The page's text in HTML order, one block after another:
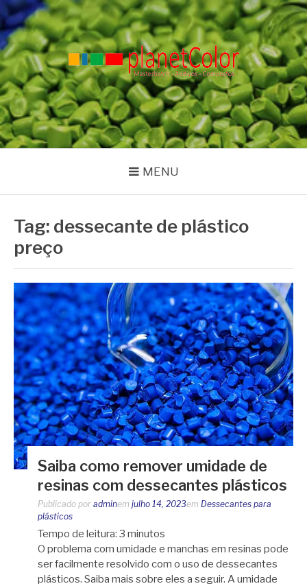
Pular
para
o
conteúdo
PLANET COLOR
Blog
MENU
Tag: dessecante de plástico
preço
Saiba como remover umidade de
resinas com dessecantes plásticos
Publicado por adminem julho 14, 2023em Dessecantes para
plásticos
Tempo de leitura: 3 minutos
O problema com umidade e manchas em resinas pode
ser facilmente resolvido com o uso de dessecantes
plásticos. Saiba mais sobre eles a seguir. A umidade